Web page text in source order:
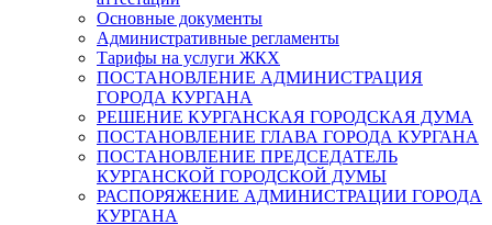
Основные документы
Административные регламенты
Тарифы на услуги ЖКХ
ПОСТАНОВЛЕНИЕ АДМИНИСТРАЦИЯ
ГОРОДА КУРГАНА
РЕШЕНИЕ КУРГАНСКАЯ ГОРОДСКАЯ ДУМА
ПОСТАНОВЛЕНИЕ ГЛАВА ГОРОДА КУРГАНА
ПОСТАНОВЛЕНИЕ ПРЕДСЕДАТЕЛЬ
КУРГАНСКОЙ ГОРОДСКОЙ ДУМЫ
РАСПОРЯЖЕНИЕ АДМИНИСТРАЦИИ ГОРОДА
КУРГАНА